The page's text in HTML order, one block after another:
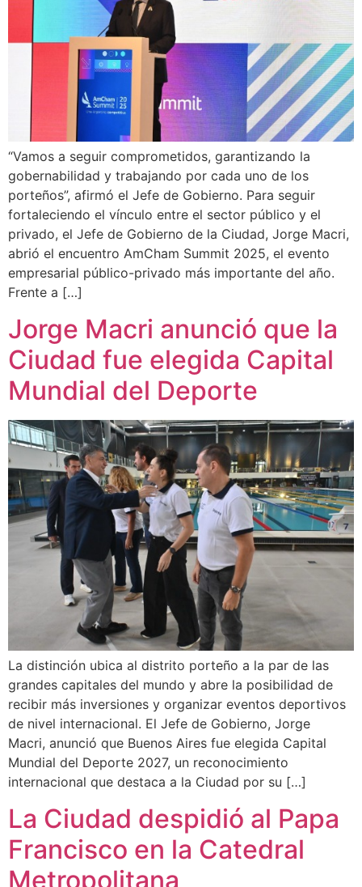
“Vamos a seguir comprometidos, garantizando la
gobernabilidad y trabajando por cada uno de los
porteños”, afirmó el Jefe de Gobierno. Para seguir
fortaleciendo el vínculo entre el sector público y el
privado, el Jefe de Gobierno de la Ciudad, Jorge Macri,
abrió el encuentro AmCham Summit 2025, el evento
empresarial público-privado más importante del año.
Frente a […]
Jorge Macri anunció que la
Ciudad fue elegida Capital
Mundial del Deporte
La distinción ubica al distrito porteño a la par de las
grandes capitales del mundo y abre la posibilidad de
recibir más inversiones y organizar eventos deportivos
de nivel internacional. El Jefe de Gobierno, Jorge
Macri, anunció que Buenos Aires fue elegida Capital
Mundial del Deporte 2027, un reconocimiento
internacional que destaca a la Ciudad por su […]
La Ciudad despidió al Papa
Francisco en la Catedral
Metropolitana